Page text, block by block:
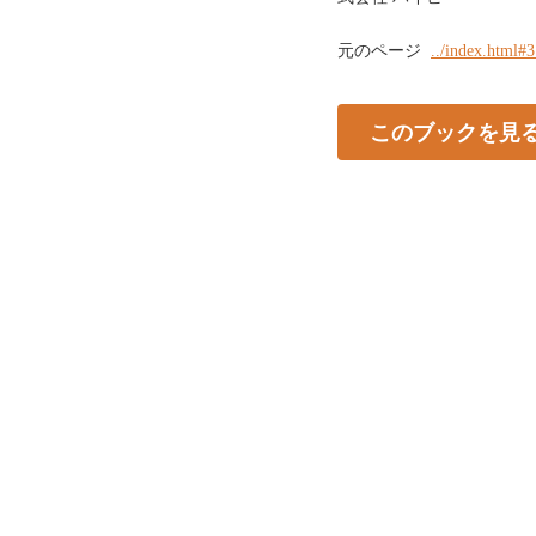
元のページ ../
このブックを見